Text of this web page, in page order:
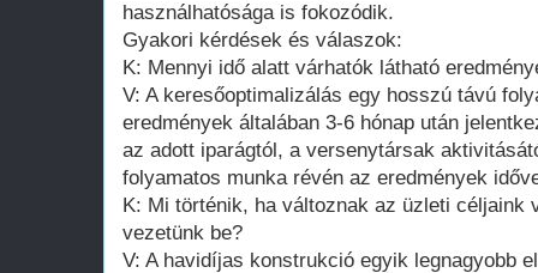
használhatósága is fokozódik.
Gyakori kérdések és válaszok:
K: Mennyi idő alatt várhatók látható
V: A keresőoptimalizálás egy hosszú távú
eredmények általában 3-6 hónap után
az adott iparágtól, a versenytársak
folyamatos munka révén az eredmények
K: Mi történik, ha változnak az üzleti céljaink
vezetünk be?
V: A havidíjas konstrukció egyik legnagyobb